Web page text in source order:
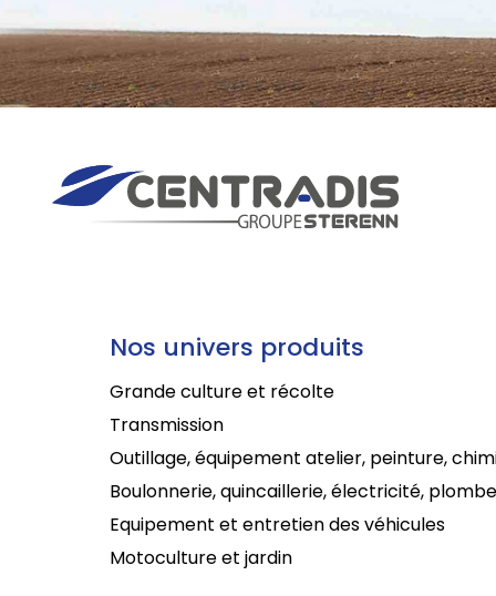
Nos univers produits
Grande culture et récolte
Transmission
Outillage, équipement atelier, peinture,
Boulonnerie, quincaillerie, électricité,
Equipement et entretien des véhicules
Motoculture et jardin